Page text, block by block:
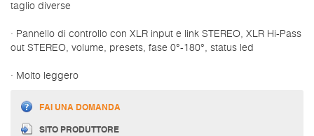
taglio diverse
· Pannello di controllo con XLR input e link STEREO, XLR Hi-Pass
out STEREO, volume, presets, fase 0°-180°, status led
· Molto leggero
FAI UNA DOMANDA
SITO PRODUTTORE